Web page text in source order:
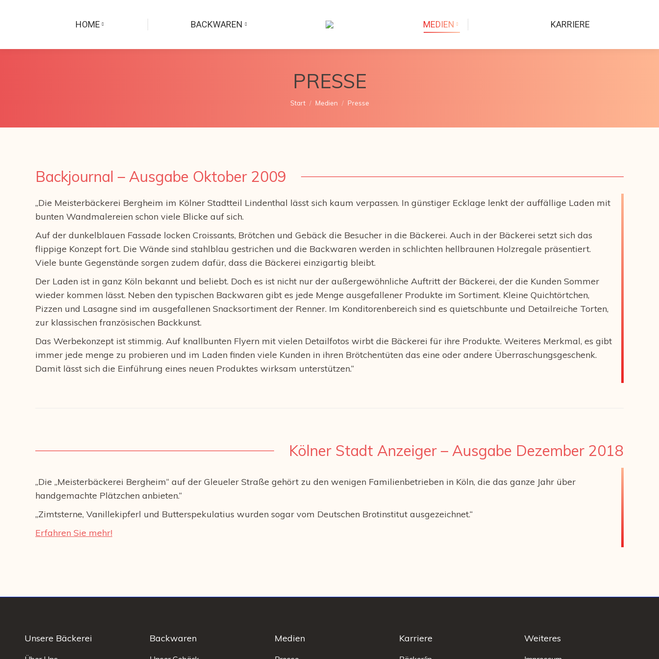
HOME BACKWAREN MEDIEN KARRIERE
PRESSE
Sie befinden sich hier:
Start Medien Presse
Backjournal – Ausgabe Oktober 2009
„Die Meisterbäckerei Bergheim im Kölner Stadtteil Lindenthal lässt sich kaum verpassen. In günstiger Ecklage lenkt der auffällige Laden mit
bunten Wandmalereien schon viele Blicke auf sich.
Auf der dunkelblauen Fassade locken Croissants, Brötchen und Gebäck die Besucher in die Bäckerei. Auch in der Bäckerei setzt sich das
flippige Konzept fort. Die Wände sind stahlblau gestrichen und die Backwaren werden in schlichten hellbraunen Holzregale präsentiert.
Viele bunte Gegenstände sorgen zudem dafür, dass die Bäckerei einzigartig bleibt.
Der Laden ist in ganz Köln bekannt und beliebt. Doch es ist nicht nur der außergewöhnliche Auftritt der Bäckerei, der die Kunden Sommer
wieder kommen lässt. Neben den typischen Backwaren gibt es jede Menge ausgefallener Produkte im Sortiment. Kleine Quichtörtchen,
Pizzen und Lasagne sind im ausgefallenen Snacksortiment der Renner. Im Konditorenbereich sind es quietschbunte und Detailreiche Torten,
zur klassischen französischen Backkunst.
Das Werbekonzept ist stimmig. Auf knallbunten Flyern mit vielen Detailfotos wirbt die Bäckerei für ihre Produkte. Weiteres Merkmal, es gibt
immer jede menge zu probieren und im Laden finden viele Kunden in ihren Brötchentüten das eine oder andere Überraschungsgeschenk.
Damit lässt sich die Einführung eines neuen Produktes wirksam unterstützen.“
Kölner Stadt Anzeiger – Ausgabe Dezember 2018
„Die „Meisterbäckerei Bergheim“ auf der Gleueler Straße gehört zu den wenigen Familienbetrieben in Köln, die das ganze Jahr über
handgemachte Plätzchen anbieten.“
„Zimtsterne, Vanillekipferl und Butterspekulatius wurden sogar vom Deutschen Brotinstitut ausgezeichnet.“
Erfahren Sie mehr!
Unsere Bäckerei Backwaren Medien Karriere Weiteres